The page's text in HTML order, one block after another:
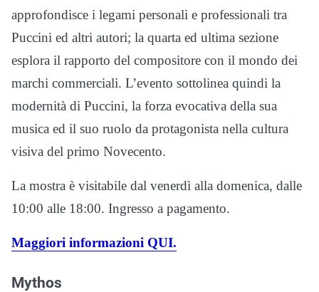
approfondisce i legami personali e professionali tra
Puccini ed altri autori; la quarta ed ultima sezione
esplora il rapporto del compositore con il mondo dei
marchi commerciali. L’evento sottolinea quindi la
modernità di Puccini, la forza evocativa della sua
musica ed il suo ruolo da protagonista nella cultura
visiva del primo Novecento.
La mostra è visitabile dal venerdì alla domenica, dalle
10:00 alle 18:00. Ingresso a pagamento.
Maggiori informazioni QUI.
Mythos